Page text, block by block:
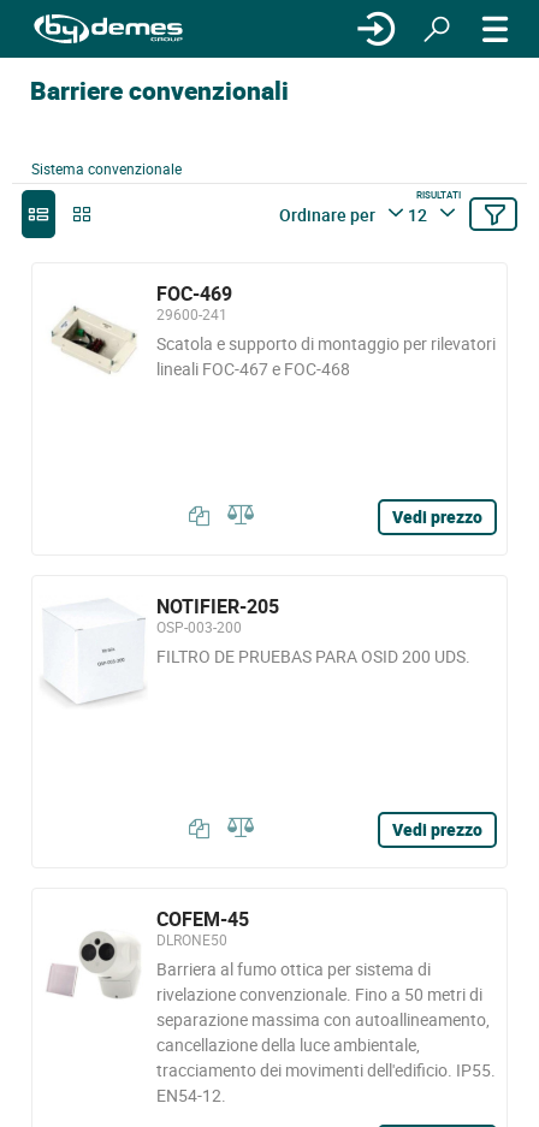
Barriere convenzionali
Sistema convenzionale
Ordinare per
RISULTATI
12
FOC-469
29600-241
Scatola e supporto di montaggio per rilevatori
lineali FOC-467 e FOC-468
Vedi prezzo
NOTIFIER-205
OSP-003-200
FILTRO DE PRUEBAS PARA OSID 200 UDS.
Vedi prezzo
COFEM-45
DLRONE50
Barriera al fumo ottica per sistema di
rivelazione convenzionale. Fino a 50 metri di
separazione massima con autoallineamento,
cancellazione della luce ambientale,
tracciamento dei movimenti dell'edificio. IP55.
EN54-12.